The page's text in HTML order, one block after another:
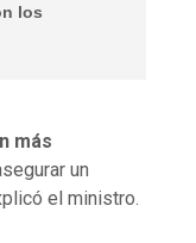
los
más
un
el ministro.